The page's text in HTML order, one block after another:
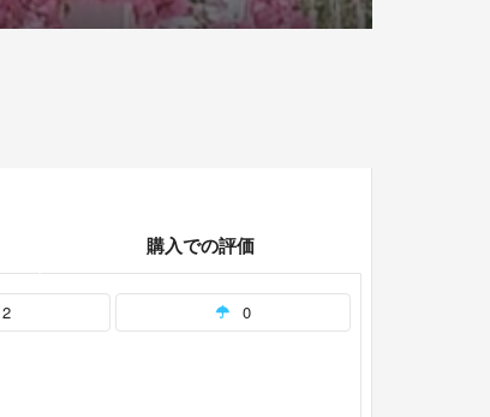
購入での評価
2 0